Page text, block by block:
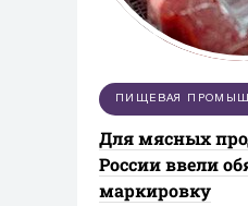
ПИЩЕВАЯ
Для мясных
России ввели
маркировку